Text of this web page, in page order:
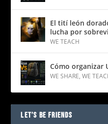
El tití león
lucha por
WE TEACH
Cómo organizar
WE SHARE,WE
LET’S BE FRIENDS